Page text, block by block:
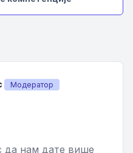
Модератор
да нам дате више